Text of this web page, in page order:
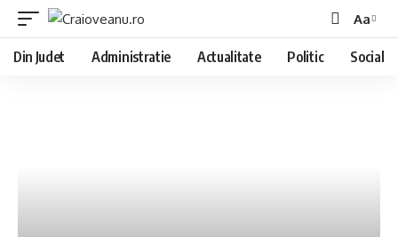
Aa
Din Judet Administratie Actualitate Politic Social